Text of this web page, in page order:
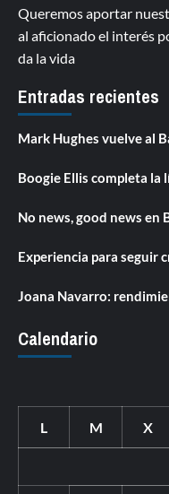
Queremos aportar
al aficionado el interés
da la vida
Entradas recientes
Mark Hughes vuelve al
Boogie Ellis completa
No news, good news en
Experiencia para seguir
Joana Navarro:
Calendario
L M X